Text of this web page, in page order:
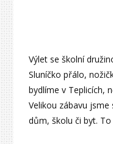
Výlet se školní
Sluníčko přálo,
bydlíme v Teplicích,
Velikou zábavu
dům, školu či byt.